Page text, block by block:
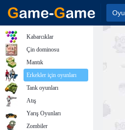
Kabarcıklar
Çin dominosu
Mantık
Erkekler için oyunları
Tank oyunları
Atış
Yarış Oyunları
Zombiler